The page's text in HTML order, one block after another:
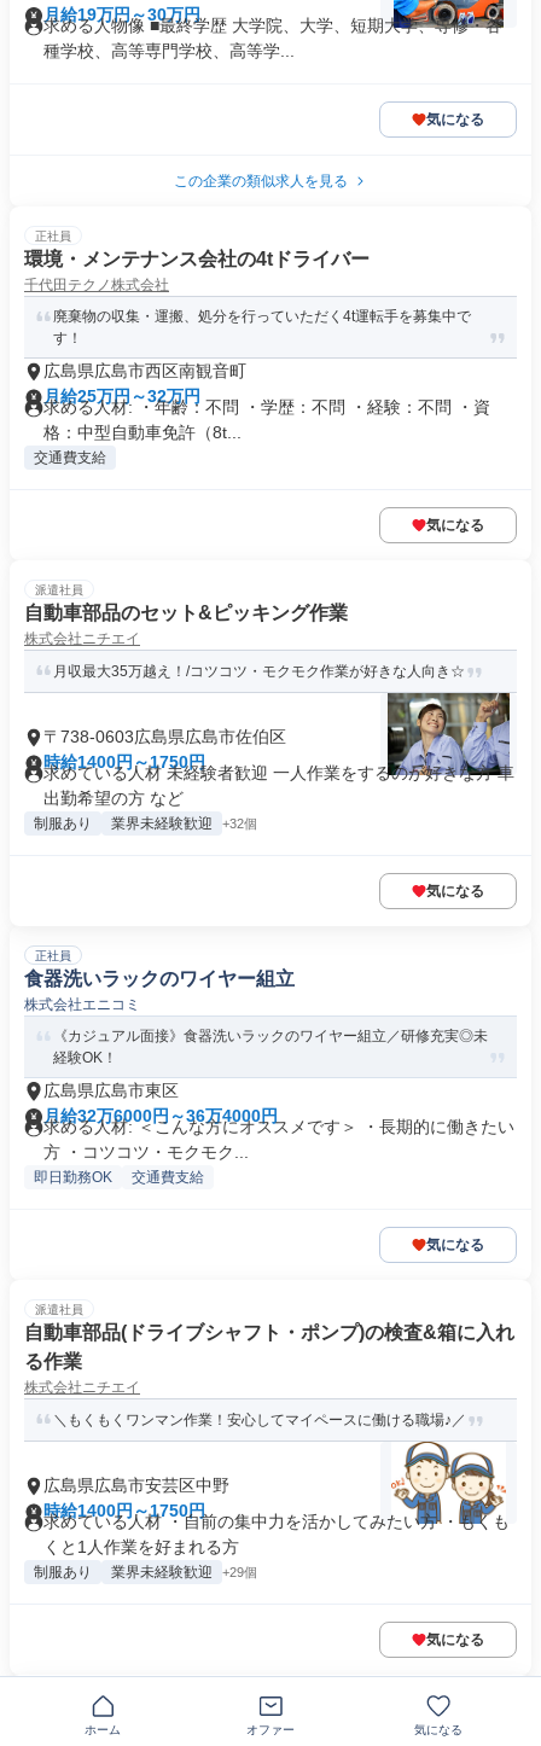
月給19万円～30万円
求める人物像 ■最終学歴 大学院、大学、短期大学、専修・各
種学校、高等専門学校、高等学...
気になる
この企業の類似求人を見る
正社員
環境・メンテナンス会社の4tドライバー
千代田テクノ株式会社
廃棄物の収集・運搬、処分を行っていただく4t運転手を募集中で
す！
広島県広島市西区南観音町
月給25万円～32万円
求める人材: ・年齢：不問 ・学歴：不問 ・経験：不問 ・資
格：中型自動車免許（8t...
交通費支給
気になる
派遣社員
自動車部品のセット&ピッキング作業
株式会社ニチエイ
月収最大35万越え！/コツコツ・モクモク作業が好きな人向き☆
〒738-0603広島県広島市佐伯区
時給1400円～1750円
求めている人材 未経験者歓迎 一人作業をするのが好きな方 車
出勤希望の方 など
制服あり 業界未経験歓迎 +32個
気になる
正社員
食器洗いラックのワイヤー組立
株式会社エニコミ
《カジュアル面接》食器洗いラックのワイヤー組立／研修充実◎未
経験OK！
広島県広島市東区
月給32万6000円～36万4000円
求める人材: ＜こんな方にオススメです＞ ・長期的に働きたい
方 ・コツコツ・モクモク...
即日勤務OK 交通費支給
気になる
派遣社員
自動車部品(ドライブシャフト・ポンプ)の検査&箱に入れ
る作業
株式会社ニチエイ
＼もくもくワンマン作業！安心してマイペースに働ける職場♪／
広島県広島市安芸区中野
時給1400円～1750円
求めている人材 ・自前の集中力を活かしてみたい方 ・もくも
くと1人作業を好まれる方
制服あり 業界未経験歓迎 +29個
気になる
正社員
【資源化センター内作業・紙等の回収】年齢・経験・性
ホーム オファー 気になる